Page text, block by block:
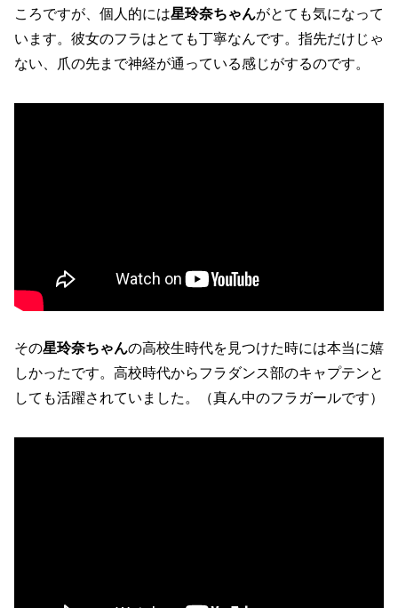
ころですが、個人的には星玲奈ちゃんがとても気になって
います。彼女のフラはとても丁寧なんです。指先だけじゃ
ない、爪の先まで神経が通っている感じがするのです。
その星玲奈ちゃんの高校生時代を見つけた時には本当に嬉
しかったです。高校時代からフラダンス部のキャプテンと
しても活躍されていました。（真ん中のフラガールです）